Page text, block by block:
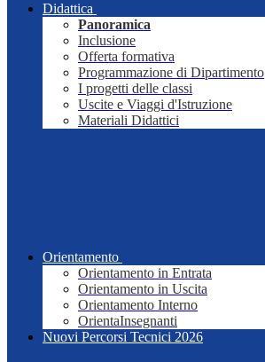
Didattica
Panoramica
Inclusione
Offerta formativa
Programmazione di Dipartimento
I progetti delle classi
Uscite e Viaggi d'Istruzione
Materiali Didattici
Orientamento
Orientamento in Entrata
Orientamento in Uscita
Orientamento Interno
OrientaInsegnanti
Nuovi Percorsi Tecnici 2026